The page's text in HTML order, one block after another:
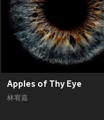
Apples of Thy Eye
林宥嘉